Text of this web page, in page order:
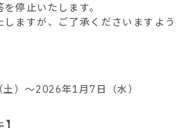
停止いたします。
ますが、ご了承くださいますよう
）～2026年1月7日（水）